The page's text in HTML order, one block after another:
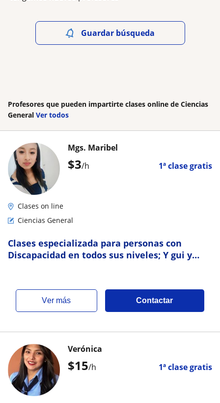
Guardar búsqueda
Profesores que pueden impartirte clases online de Ciencias
General Ver todos
$3/h 1ª clase gratis
Mgs. Maribel
Clases on line
Ciencias General
Clases especializada para personas con
Discapacidad en todos sus niveles; Y gui y
ver más Contactar
$15/h 1ª clase gratis
Verónica